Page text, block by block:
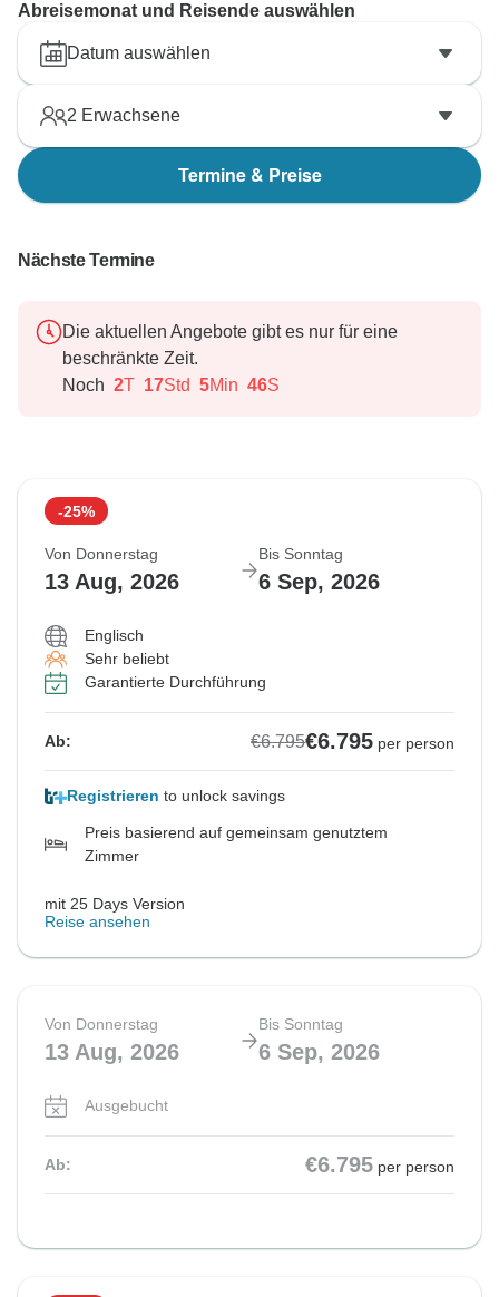
Abreisemonat und Reisende auswählen
Datum auswählen
2 Erwachsene
Termine & Preise
Nächste Termine
Die aktuellen Angebote gibt es nur für eine
beschränkte Zeit.
Noch 2T 17Std 5Min 45S
-25%
Von Donnerstag
13 Aug, 2026
Bis Sonntag
6 Sep, 2026
Englisch
Sehr beliebt
Garantierte Durchführung
Ab: €6.795€6.795 per person
Registrieren to unlock savings
Preis basierend auf gemeinsam genutztem
Zimmer
mit 25 Days Version
Reise ansehen
Von Donnerstag
13 Aug, 2026
Bis Sonntag
6 Sep, 2026
Ausgebucht
Ab: €6.795 per person